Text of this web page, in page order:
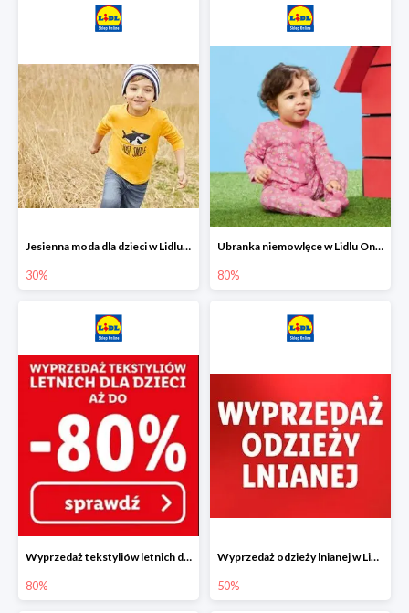
Jesienna moda dla dzieci w Lidlu Online do -30%
30%
Ubranka niemowlęce w Lidlu Online do -80%
80%
Wyprzedaż tekstyliów letnich dla dzieci w Lidlu Online do -80%
80%
Wyprzedaż odzieży lnianej w Lidlu Online do -50%
50%